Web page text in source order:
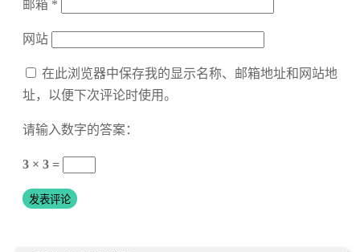
邮箱 *
网站
在此浏览器中保存我的显示名称、邮箱地址和网站地
址，以便下次评论时使用。
请输入数字的答案：
3 × 3 =